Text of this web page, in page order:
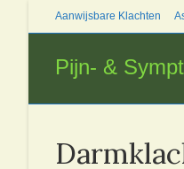
Aanwijsbare Klachten
Pijn- &